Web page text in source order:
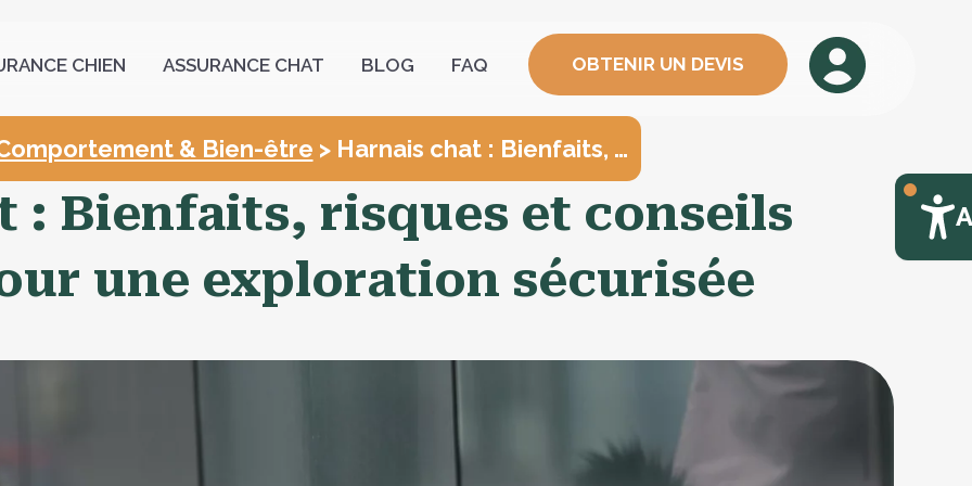
CHIEN ASSURANCE CHAT BLOG FAQ OBTENIR UN DEVIS
& Bien-être > Harnais chat : Bienfaits, …
: Bienfaits, risques et conseils
une exploration sécurisée